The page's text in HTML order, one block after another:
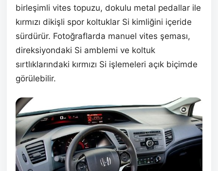
birleşimli vites topuzu, dokulu metal pedallar ile
kırmızı dikişli spor koltuklar Si kimliğini içeride
sürdürür. Fotoğraflarda manuel vites şeması,
direksiyondaki Si amblemi ve koltuk
sırtlıklarındaki kırmızı Si işlemeleri açık biçimde
görülebilir.